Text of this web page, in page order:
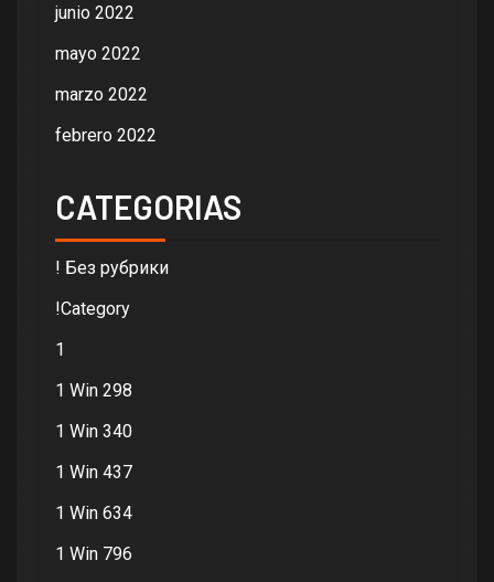
junio 2022
mayo 2022
marzo 2022
febrero 2022
CATEGORIAS
! Без рубрики
!Category
1
1 Win 298
1 Win 340
1 Win 437
1 Win 634
1 Win 796